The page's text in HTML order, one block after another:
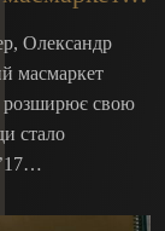
Олександр
масмаркет
розширює свою
стало